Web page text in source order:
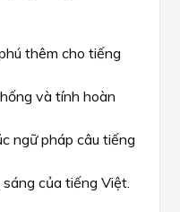
thêm cho tiếng
và tính hoàn
ngữ pháp câu tiếng
của tiếng Việt.